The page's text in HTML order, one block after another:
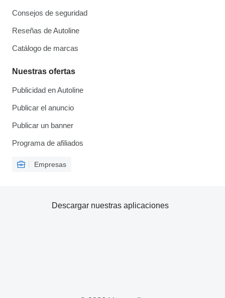
Consejos de seguridad
Reseñas de Autoline
Catálogo de marcas
Nuestras ofertas
Publicidad en Autoline
Publicar el anuncio
Publicar un banner
Programa de afiliados
Empresas
Descargar nuestras aplicaciones